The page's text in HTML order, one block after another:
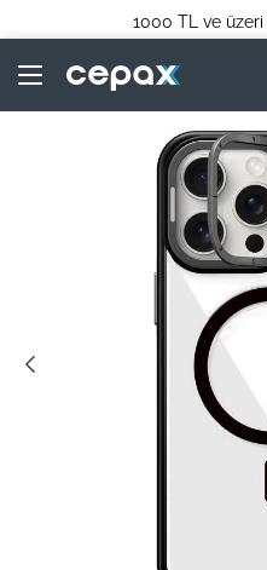
1000 TL ve üzeri